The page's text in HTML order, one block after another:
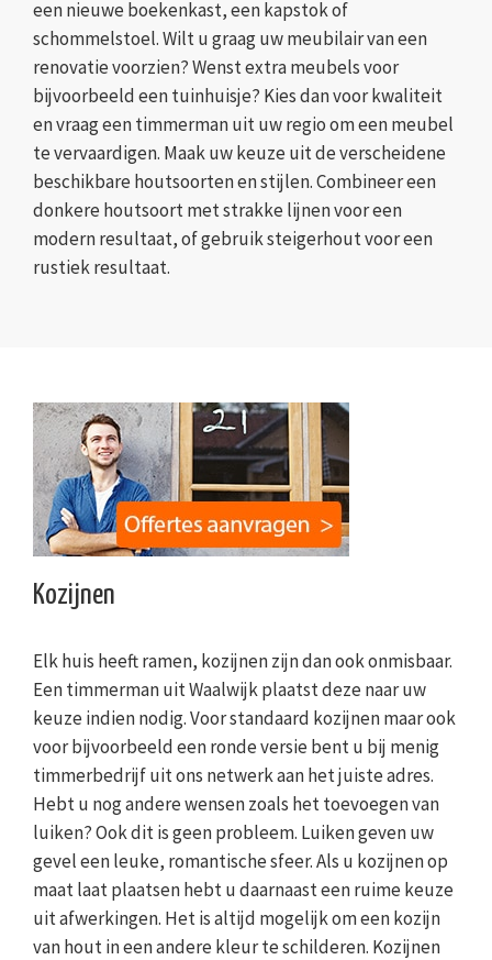
een nieuwe boekenkast, een kapstok of
schommelstoel. Wilt u graag uw meubilair van een
renovatie voorzien? Wenst extra meubels voor
bijvoorbeeld een tuinhuisje? Kies dan voor kwaliteit
en vraag een timmerman uit uw regio om een meubel
te vervaardigen. Maak uw keuze uit de verscheidene
beschikbare houtsoorten en stijlen. Combineer een
donkere houtsoort met strakke lijnen voor een
modern resultaat, of gebruik steigerhout voor een
rustiek resultaat.
Kozijnen
Elk huis heeft ramen, kozijnen zijn dan ook onmisbaar.
Een timmerman uit Waalwijk plaatst deze naar uw
keuze indien nodig. Voor standaard kozijnen maar ook
voor bijvoorbeeld een ronde versie bent u bij menig
timmerbedrijf uit ons netwerk aan het juiste adres.
Hebt u nog andere wensen zoals het toevoegen van
luiken? Ook dit is geen probleem. Luiken geven uw
gevel een leuke, romantische sfeer. Als u kozijnen op
maat laat plaatsen hebt u daarnaast een ruime keuze
uit afwerkingen. Het is altijd mogelijk om een kozijn
van hout in een andere kleur te schilderen. Kozijnen